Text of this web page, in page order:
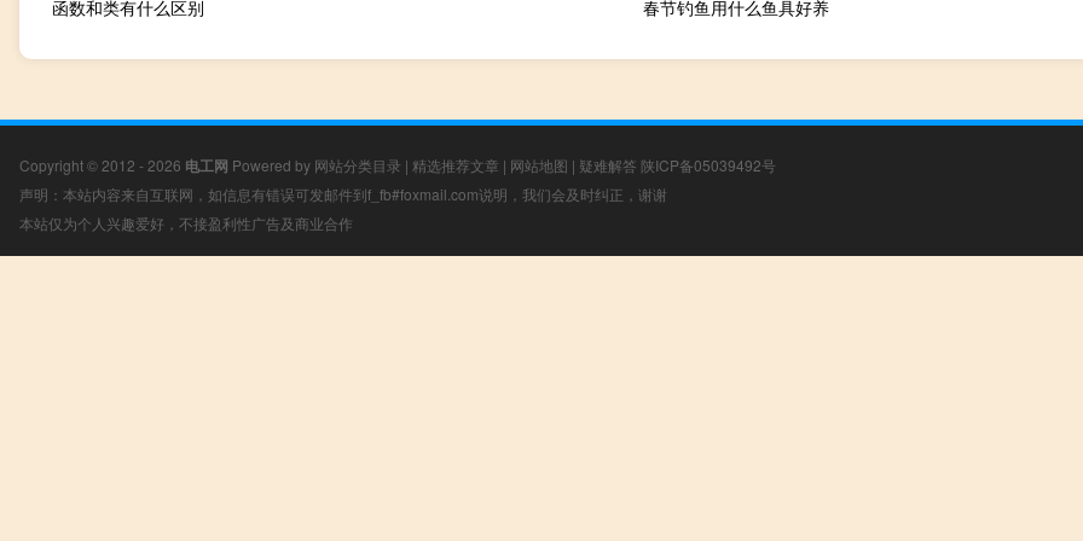
函数和类有什么区别 春节钓鱼用什么鱼具好养
Copyright © 2012 - 2026 电工网 Powered by 网站分类目录 | 精选推荐文章 | 网站地图 | 疑难解答 陕ICP备05039492号
声明：本站内容来自互联网，如信息有错误可发邮件到f_fb#foxmail.com说明，我们会及时纠正，谢谢
本站仅为个人兴趣爱好，不接盈利性广告及商业合作